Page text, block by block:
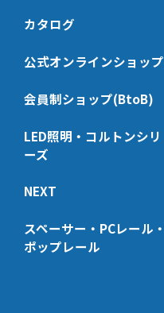
カタログ
公式オンラインショップ
会員制ショップ(BtoB)
LED照明・コルトンシリ
ーズ
NEXT
スペーサー・PCレール・
ポップレール